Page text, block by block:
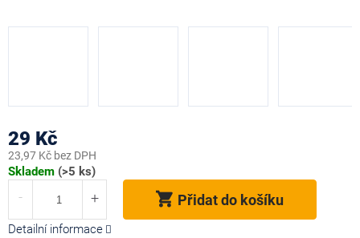
29 Kč
23,97 Kč bez DPH
Měrná
Skladem (>5 ks)
Přidat do košíku
Detailní informace